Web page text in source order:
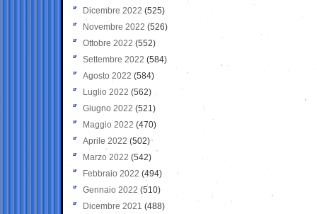
Dicembre 2022 (525)
Novembre 2022 (526)
Ottobre 2022 (552)
Settembre 2022 (584)
Agosto 2022 (584)
Luglio 2022 (562)
Giugno 2022 (521)
Maggio 2022 (470)
Aprile 2022 (502)
Marzo 2022 (542)
Febbraio 2022 (494)
Gennaio 2022 (510)
Dicembre 2021 (488)